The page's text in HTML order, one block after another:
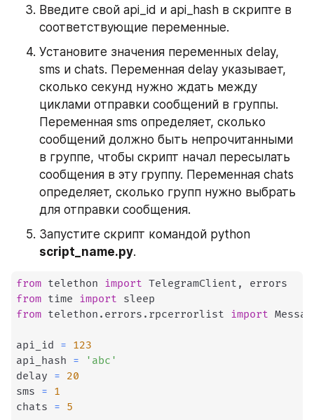
Введите свой api_id и api_hash в скрипте в
соответствующие переменные.
Установите значения переменных delay,
sms и chats. Переменная delay указывает,
сколько секунд нужно ждать между
циклами отправки сообщений в группы.
Переменная sms определяет, сколько
сообщений должно быть непрочитанными
в группе, чтобы скрипт начал пересылать
сообщения в эту группу. Переменная chats
определяет, сколько групп нужно выбрать
для отправки сообщения.
script_name.py.
from telethon import TelegramClient ,
from time import
from telethon . errors . rpcerrorlist import
api_id = 123
api_hash =
'abc'
delay = 20
sms = 1
chats = 5